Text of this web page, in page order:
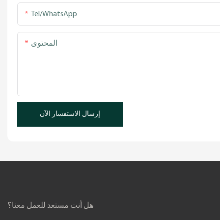
Tel/WhatsApp
المحتوى
إرسال الاستفسار الآن
هل أنت مستعد للعمل معنا؟